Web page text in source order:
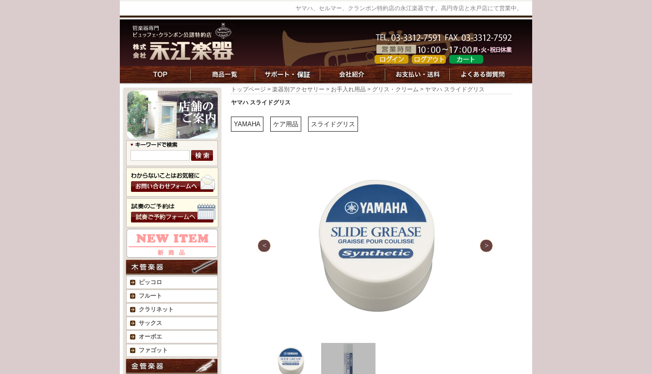
ヤマハ、セルマー、クランポン特約店の永江楽器です。高円寺店と水戸店にて営業中。
ピッコロ
フルート
クラリネット
サックス
オーボエ
ファゴット
トップページ > 楽器別アクセサリー > お手入れ用品 > グリス・クリーム > ヤマハ スライドグリス
ヤマハ スライドグリス
YAMAHA ケア用品 スライドグリス